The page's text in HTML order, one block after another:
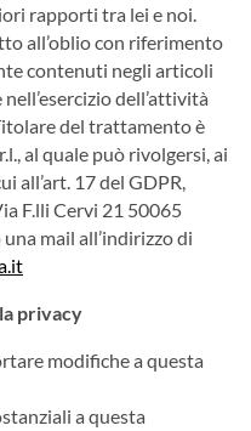
rapporti tra lei e noi.
all’oblio con riferimento
contenuti negli articoli
dell’attività
del trattamento è
al quale può rivolgersi, ai
all’art. 17 del GDPR,
F.lli Cervi 21 50065
mail all’indirizzo di
privacy
modifiche a questa
a questa